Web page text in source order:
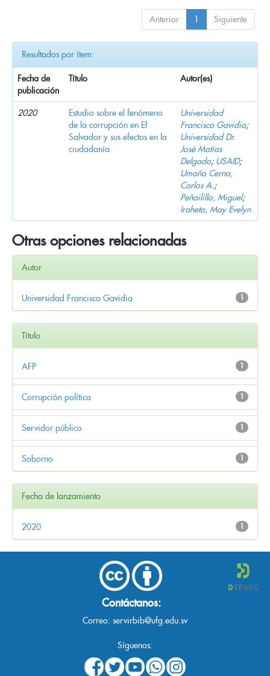
Anterior 1 Siguiente
Resultados por ítem:
Fecha de
publicación
Título Autor(es)
2020
Estudio sobre el fenómeno
de la corrupción en El
Salvador y sus efectos en la
ciudadanía
Universidad
Francisco Gavidia;
Universidad Dr.
José Matías
Delgado; USAID;
Umaña Cerna,
Carlos A.;
Peñailillo, Miguel;
Iraheta, May Evelyn
Otras opciones relacionadas
Autor
1
Universidad Francisco Gavidia
Título
1
AFP
1
Corrupción política
1
Servidor público
1
Soborno
Fecha de lanzamiento
1
2020
Contáctanos:
Correo: servirbib@ufg.edu.sv
Síguenos: